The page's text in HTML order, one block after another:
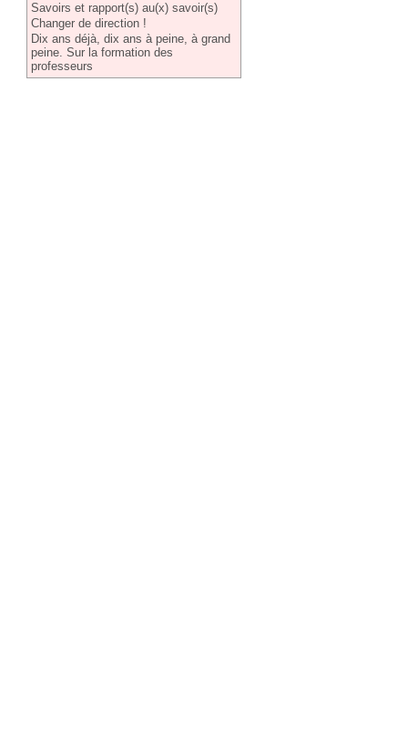
Savoirs et rapport(s) au(x) savoir(s)
Changer de direction !
Dix ans déjà, dix ans à peine, à grand
peine. Sur la formation des
professeurs